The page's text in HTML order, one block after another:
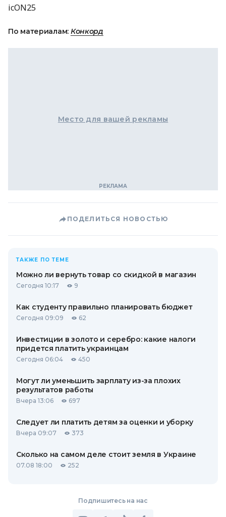
icON25
По материалам: Конкорд
Место для вашей рекламы
ПОДЕЛИТЬСЯ НОВОСТЬЮ
ТАКЖЕ ПО ТЕМЕ
Можно ли вернуть товар со скидкой в ​​магазин
Сегодня 10:17 9
Как студенту правильно планировать бюджет
Сегодня 09:09 62
Инвестиции в золото и серебро: какие налоги
придется платить украинцам
Сегодня 06:04 450
Могут ли уменьшить зарплату из-за плохих
результатов работы
Вчера 13:06 697
Следует ли платить детям за оценки и уборку
Вчера 09:07 373
Сколько на самом деле стоит земля в Украине
07.08 18:00 252
Подпишитесь на нас